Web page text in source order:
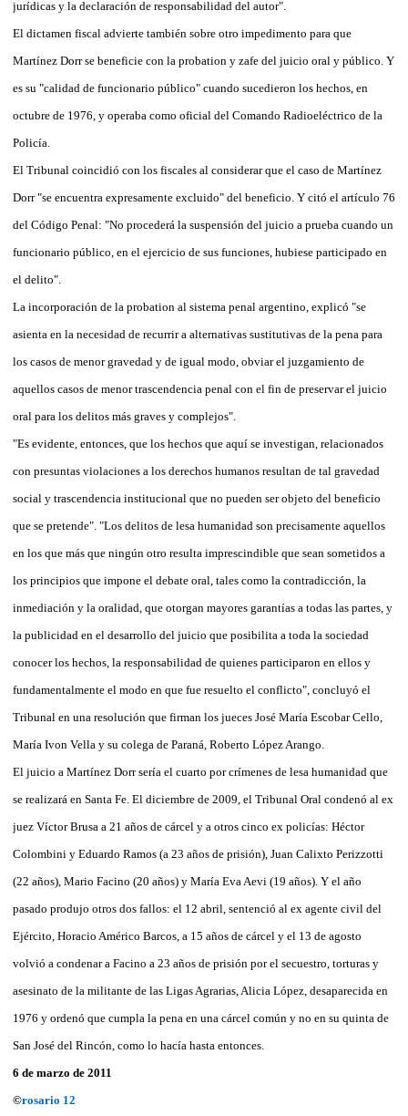
jurídicas y la declaración de responsabilidad del autor".
El dictamen fiscal advierte también sobre otro impedimento para que
Martínez Dorr se beneficie con la probation y zafe del juicio oral y público. Y
es su "calidad de funcionario público" cuando sucedieron los hechos, en
octubre de 1976, y operaba como oficial del Comando Radioeléctrico de la
Policía.
El Tribunal coincidió con los fiscales al considerar que el caso de Martínez
Dorr "se encuentra expresamente excluido" del beneficio. Y citó el artículo 76
del Código Penal: "No procederá la suspensión del juicio a prueba cuando un
funcionario público, en el ejercicio de sus funciones, hubiese participado en
el delito".
La incorporación de la probation al sistema penal argentino, explicó "se
asienta en la necesidad de recurrir a alternativas sustitutivas de la pena para
los casos de menor gravedad y de igual modo, obviar el juzgamiento de
aquellos casos de menor trascendencia penal con el fin de preservar el juicio
oral para los delitos más graves y complejos".
"Es evidente, entonces, que los hechos que aquí se investigan, relacionados
con presuntas violaciones a los derechos humanos resultan de tal gravedad
social y trascendencia institucional que no pueden ser objeto del beneficio
que se pretende". "Los delitos de lesa humanidad son precisamente aquellos
en los que más que ningún otro resulta imprescindible que sean sometidos a
los principios que impone el debate oral, tales como la contradicción, la
inmediación y la oralidad, que otorgan mayores garantías a todas las partes, y
la publicidad en el desarrollo del juicio que posibilita a toda la sociedad
conocer los hechos, la responsabilidad de quienes participaron en ellos y
fundamentalmente el modo en que fue resuelto el conflicto", concluyó el
Tribunal en una resolución que firman los jueces José María Escobar Cello,
María Ivon Vella y su colega de Paraná, Roberto López Arango.
El juicio a Martínez Dorr sería el cuarto por crímenes de lesa humanidad que
se realizará en Santa Fe. El diciembre de 2009, el Tribunal Oral condenó al ex
juez Víctor Brusa a 21 años de cárcel y a otros cinco ex policías: Héctor
Colombini y Eduardo Ramos (a 23 años de prisión), Juan Calixto Perizzotti
(22 años), Mario Facino (20 años) y María Eva Aevi (19 años). Y el año
pasado produjo otros dos fallos: el 12 abril, sentenció al ex agente civil del
Ejército, Horacio Américo Barcos, a 15 años de cárcel y el 13 de agosto
volvió a condenar a Facino a 23 años de prisión por el secuestro, torturas y
asesinato de la militante de las Ligas Agrarias, Alicia López, desaparecida en
1976 y ordenó que cumpla la pena en una cárcel común y no en su quinta de
San José del Rincón, como lo hacía hasta entonces.
6 de marzo de 2011
©rosario 12